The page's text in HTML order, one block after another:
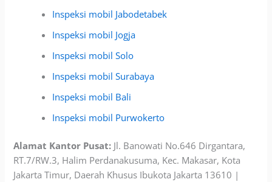
Inspeksi mobil Jabodetabek
Inspeksi mobil Jogja
Inspeksi mobil Solo
Inspeksi mobil Surabaya
Inspeksi mobil Bali
Inspeksi mobil Purwokerto
Alamat Kantor Pusat: Jl. Banowati No.646 Dirgantara,
RT.7/RW.3, Halim Perdanakusuma, Kec. Makasar, Kota
Jakarta Timur, Daerah Khusus Ibukota Jakarta 13610 |